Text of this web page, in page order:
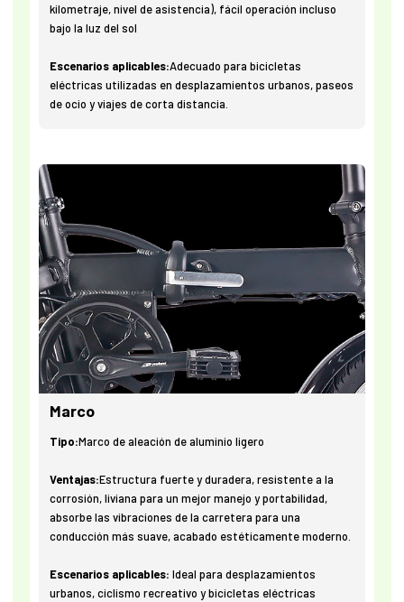
kilometraje, nivel de asistencia), fácil operación incluso
bajo la luz del sol
Escenarios aplicables:Adecuado para bicicletas
eléctricas utilizadas en desplazamientos urbanos, paseos
de ocio y viajes de corta distancia.
Marco
Tipo:Marco de aleación de aluminio ligero
Ventajas:Estructura fuerte y duradera, resistente a la
corrosión, liviana para un mejor manejo y portabilidad,
absorbe las vibraciones de la carretera para una
conducción más suave, acabado estéticamente moderno.
Escenarios aplicables:Ideal para desplazamientos
urbanos, ciclismo recreativo y bicicletas eléctricas